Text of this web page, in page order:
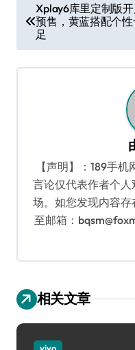
章
导
航
Xplay6库里定制版
预售，黄蓝搭配个
足
【声明】：189手
言论仅代表作者个
场。如您发现内容
至邮箱：
相关文章